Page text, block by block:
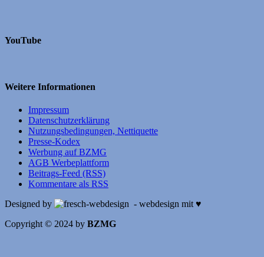
YouTube
Weitere Informationen
Impressum
Datenschutzerklärung
Nutzungsbedingungen, Nettiquette
Presse-Kodex
Werbung auf BZMG
AGB Werbeplattform
Beitrags-Feed (RSS)
Kommentare als RSS
Designed by
- webdesign mit ♥
Copyright © 2024 by BZMG